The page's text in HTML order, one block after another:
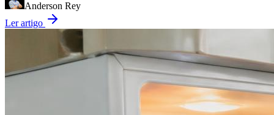
Anderson Rey
Ler artigo